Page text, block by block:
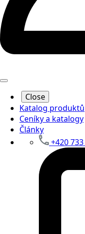
Close
Katalog produktů
Ceníky a katalogy
Články
+420